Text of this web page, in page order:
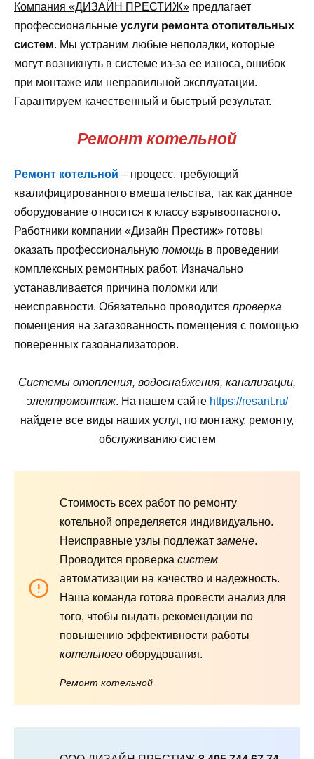
Компания «ДИЗАЙН ПРЕСТИЖ» предлагает
профессиональные услуги ремонта отопительных
систем. Мы устраним любые неполадки, которые
могут возникнуть в системе из-за ее износа, ошибок
при монтаже или неправильной эксплуатации.
Гарантируем качественный и быстрый результат.
Ремонт котельной
Ремонт котельной – процесс, требующий
квалифицированного вмешательства, так как данное
оборудование относится к классу взрывоопасного.
Работники компании «Дизайн Престиж» готовы
оказать профессиональную помощь в проведении
комплексных ремонтных работ. Изначально
устанавливается причина поломки или
неисправности. Обязательно проводится проверка
помещения на загазованность помещения с помощью
поверенных газоанализаторов.
Системы отопления, водоснабжения, канализации,
электромонтаж. На нашем сайте https://resant.ru/
найдете все виды наших услуг, по монтажу, ремонту,
обслуживанию систем
Стоимость всех работ по ремонту
котельной определяется индивидуально.
Неисправные узлы подлежат замене.
Проводится проверка систем
автоматизации на качество и надежность.
Наша команда готова провести анализ для
того, чтобы выдать рекомендации по
повышению эффективности работы
котельного оборудования.
Ремонт котельной